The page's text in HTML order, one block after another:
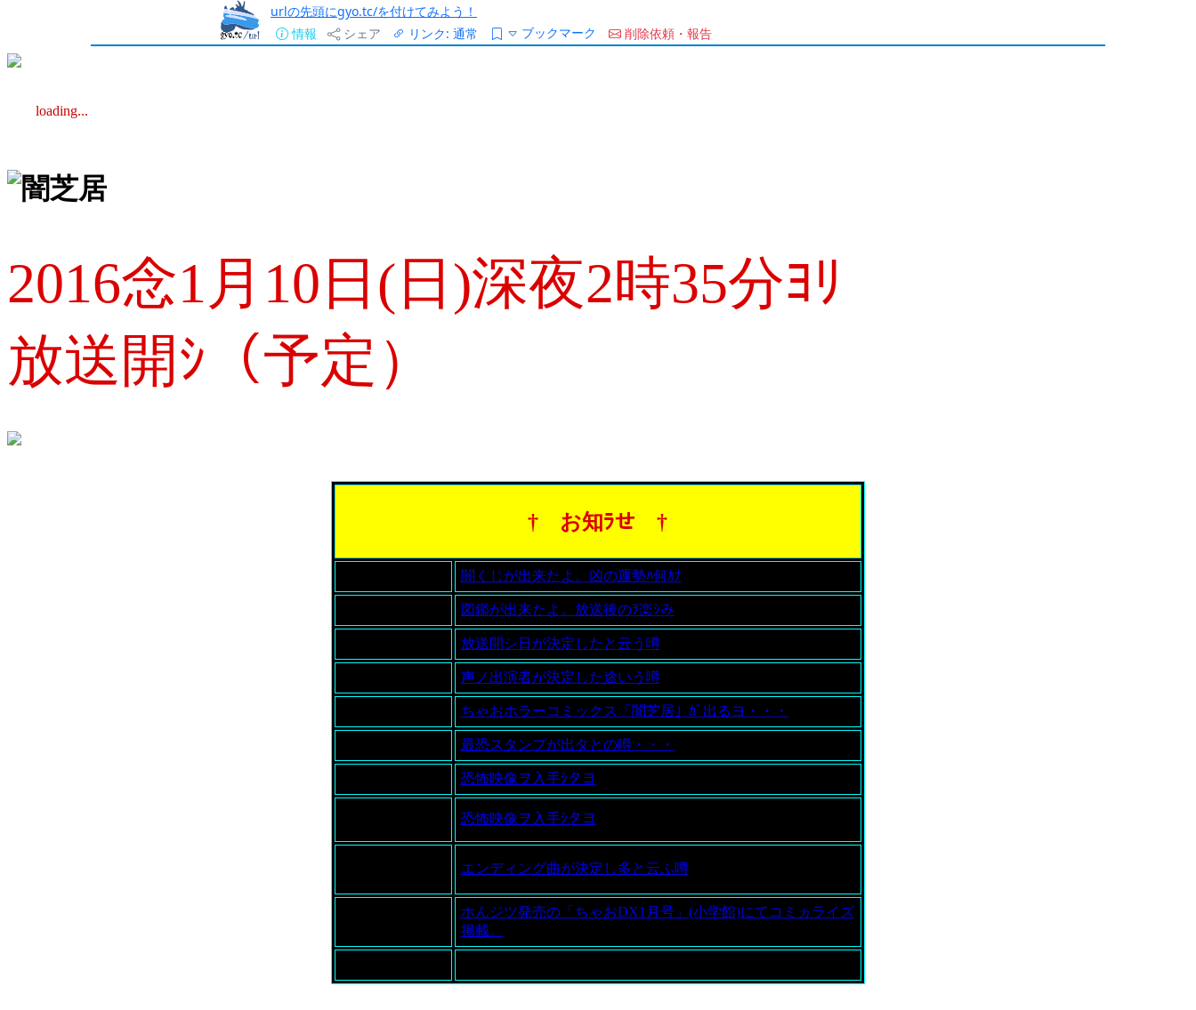
urlの先頭にgyo.tc/を付けてみよう！
情報
シェア リンク: 通常 ブックマーク 削除依頼・報告